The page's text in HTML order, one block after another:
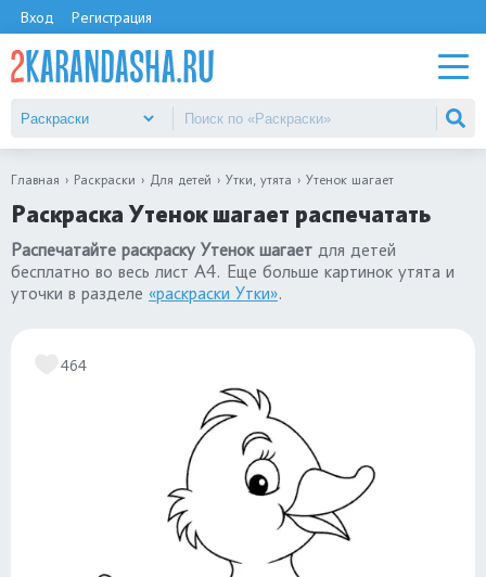
Вход Регистрация
Главная Раскраски Для детей Утки, утята Утенок шагает
Раскраска Утенок шагает распечатать
Распечатайте раскраску Утенок шагает для детей
бесплатно во весь лист А4. Еще больше картинок утята и
уточки в разделе «раскраски Утки».
464